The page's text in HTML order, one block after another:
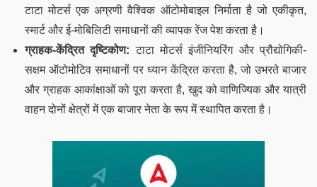
टाटा मोटर्स एक अग्रणी वैश्विक ऑटोमोबाइल निर्माता है जो एकीकृत,
स्मार्ट और ई-मोबिलिटी समाधानों की व्यापक रेंज पेश करता है।
ग्राहक-केंद्रित दृष्टिकोण: टाटा मोटर्स इंजीनियरिंग और प्रौद्योगिकी-
सक्षम ऑटोमोटिव समाधानों पर ध्यान केंद्रित करता है, जो उभरते बाजार
और ग्राहक आकांक्षाओं को पूरा करता है, खुद को वाणिज्यिक और यात्री
वाहन दोनों क्षेत्रों में एक बाजार नेता के रूप में स्थापित करता है।